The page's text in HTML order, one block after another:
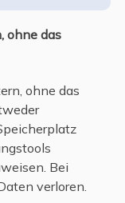
ohne das
ohne das
Bei
verloren.